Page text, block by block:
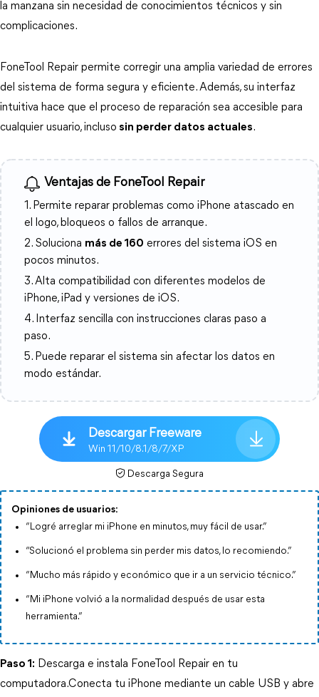
la manzana sin necesidad de conocimientos técnicos y sin
complicaciones.
FoneTool Repair permite corregir una amplia variedad de errores
del sistema de forma segura y eficiente. Además, su interfaz
intuitiva hace que el proceso de reparación sea accesible para
cualquier usuario, incluso sin perder datos actuales.
Ventajas de FoneTool Repair
1. Permite reparar problemas como iPhone atascado en
el logo, bloqueos o fallos de arranque.
2. Soluciona más de 160 errores del sistema iOS en
pocos minutos.
3. Alta compatibilidad con diferentes modelos de
iPhone, iPad y versiones de iOS.
4. Interfaz sencilla con instrucciones claras paso a
paso.
5. Puede reparar el sistema sin afectar los datos en
modo estándar.
Descargar Freeware
Win 11/10/8.1/8/7/XP
Descarga Segura
Opiniones de usuarios:
“Logré arreglar mi iPhone en minutos, muy fácil de usar.”
“Solucionó el problema sin perder mis datos, lo recomiendo.”
“Mucho más rápido y económico que ir a un servicio técnico.”
“Mi iPhone volvió a la normalidad después de usar esta
herramienta.”
Paso 1: Descarga e instala FoneTool Repair en tu
computadora.Conecta tu iPhone mediante un cable USB y abre